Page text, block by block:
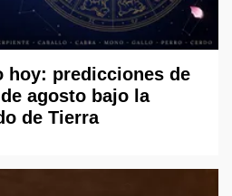
hoy: predicciones de
agosto bajo la
de Tierra